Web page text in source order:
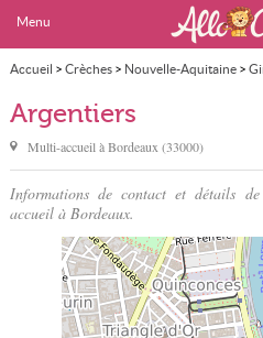
Menu
Accueil > Crèches> Nouvelle-Aquitaine>
Argentiers
Multi-accueil àBordeaux (33000)
Informations de contact et détails
accueil à Bordeaux.